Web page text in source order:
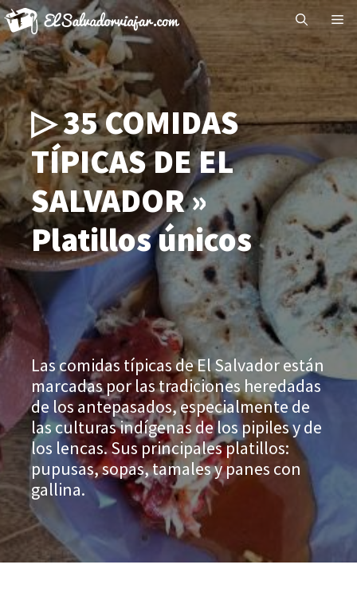
Saltar
al
contenido
▷ 35 COMIDAS
TÍPICAS DE EL
SALVADOR »
Platillos únicos
Las comidas típicas de El Salvador están
marcadas por las tradiciones heredadas
de los antepasados, especialmente de
las culturas indígenas de los pipiles y de
los lencas. Sus principales platillos:
pupusas, sopas, tamales y panes con
gallina.